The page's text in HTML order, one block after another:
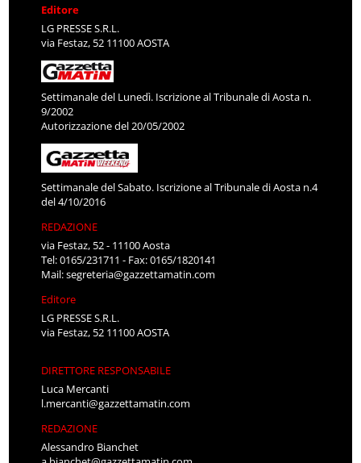
Editore
LG PRESSE S.R.L.
via Festaz, 52 11100 AOSTA
Settimanale del Lunedì. Iscrizione al Tribunale di Aosta n.
9/2002
Autorizzazione del 20/05/2002
Settimanale del Sabato. Iscrizione al Tribunale di Aosta n.4
del 4/10/2016
REDAZIONE
via Festaz, 52 - 11100 Aosta
Tel: 0165/231711 - Fax: 0165/1820141
Mail:segreteria@gazzettamatin.com
Editore
LG PRESSE S.R.L.
via Festaz, 52 11100 AOSTA
DIRETTORE RESPONSABILE
Luca Mercanti
l.mercanti@gazzettamatin.com
REDAZIONE
Alessandro Bianchet